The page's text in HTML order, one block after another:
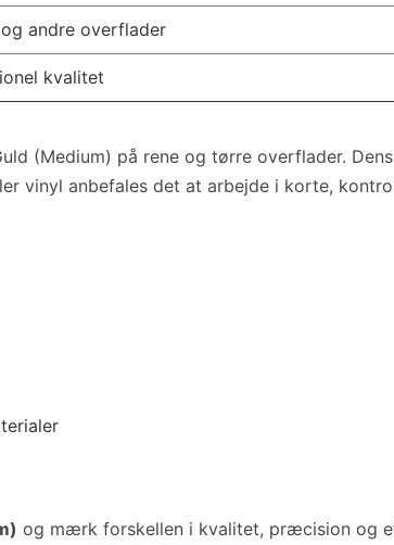
andre overflader
kvalitet
(Medium) på rene og tørre overflader.
vinyl anbefales det at arbejde i korte,
og mærk forskellen i kvalitet, præcision og